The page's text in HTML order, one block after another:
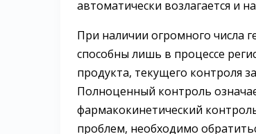
автоматически возлагается и
При наличии огромного числа
способны лишь в процессе
продукта, текущего контроля
Полноценный контроль
фармакокинетический
проблем, необходимо